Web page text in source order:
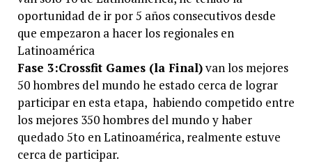
oportunidad de ir por 5 años consecutivos desde
que empezaron a hacer los regionales en
Latinoamérica
Fase 3:Crossfit Games (la Final)van los mejores
50 hombres del mundo he estado cerca de lograr
participar en esta etapa, habiendo competido entre
los mejores 350 hombres del mundo y haber
quedado 5to en Latinoamérica, realmente estuve
cerca de participar.